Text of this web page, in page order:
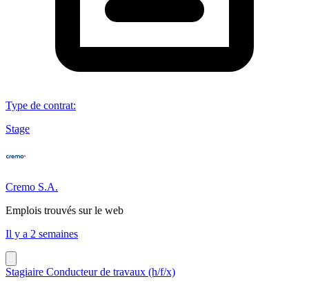
Type de contrat:
Stage
Cremo S.A.
Emplois trouvés sur le web
Il y a 2 semaines
Stagiaire Conducteur de travaux (h/f/x)